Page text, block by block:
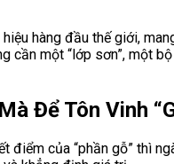
hàng đầu thế giới,
cần một “lớp sơn”,
Để Tôn Vinh
của “phần gỗ” thì